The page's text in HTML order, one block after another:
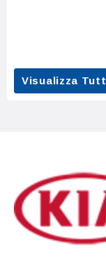
Visualizza